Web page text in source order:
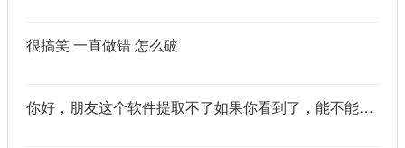
很搞笑 一直做错 怎么破
你好，朋友这个软件提取不了如果你看到了，能不能把这个纯净版的发我邮箱里不